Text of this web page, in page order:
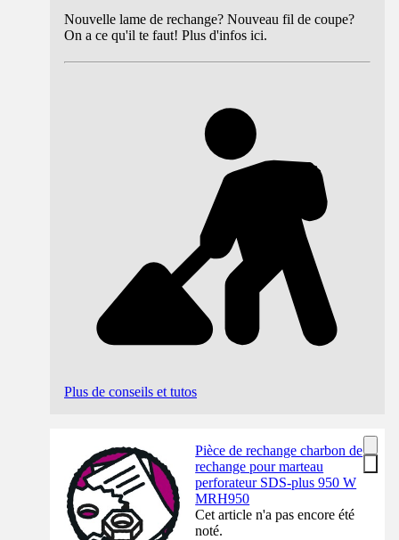
Nouvelle lame de rechange? Nouveau fil de coupe?
On a ce qu'il te faut! Plus d'infos ici.
Plus de conseils et tutos
Pièce de rechange charbon de
rechange pour marteau
perforateur SDS-plus 950 W
MRH950
Cet article n'a pas encore été
noté.